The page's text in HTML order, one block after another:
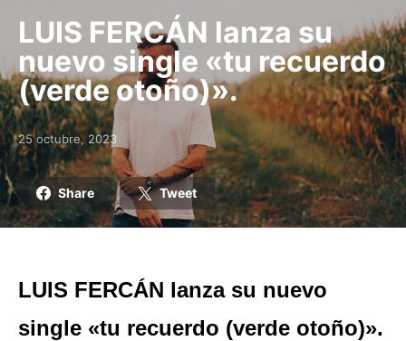
LUIS FERCÁN lanza su
nuevo single «tu recuerdo
(verde otoño)».
Posted on
25 octubre, 2023
Share Tweet
LUIS FERCÁN lanza su nuevo
single «tu recuerdo (verde otoño)».